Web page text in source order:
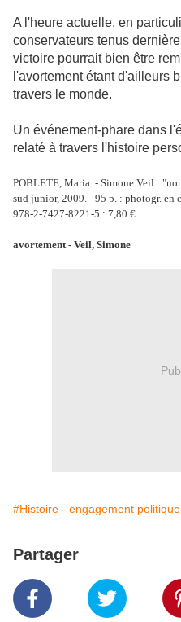
A l'heure actuelle, en
conservateurs tenus
victoire pourrait bien être
l'avortement étant d'ailleurs
travers le monde.
Un événement-phare dans
relaté à travers l'histoire
POBLETE, Maria. - Simone Veil :
sud junior, 2009. - 95 p. : photogr.
978-2-7427-8221-5 : 7,80 €.
avortement - Veil, Simone
#Histoire - engagement politique
Partager